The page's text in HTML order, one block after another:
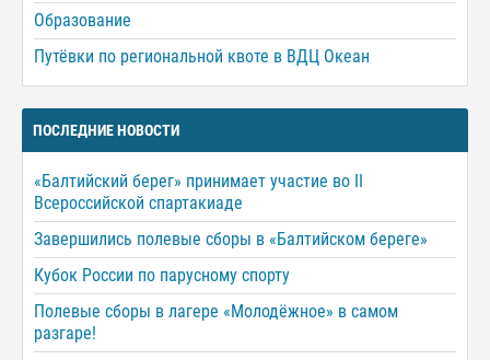
Образование
Путёвки по региональной квоте в ВДЦ Океан
ПОСЛЕДНИЕ НОВОСТИ
«Балтийский берег» принимает участие во II
Всероссийской спартакиаде
Завершились полевые сборы в «Балтийском береге»
Кубок России по парусному спорту
Полевые сборы в лагере «Молодёжное» в самом
разгаре!